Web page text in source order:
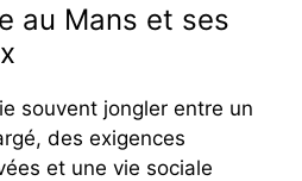
au Mans et ses
souvent jongler entre un
des exigences
et une vie sociale